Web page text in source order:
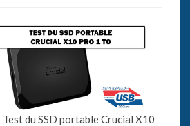
Test du SSD portable Crucial X10